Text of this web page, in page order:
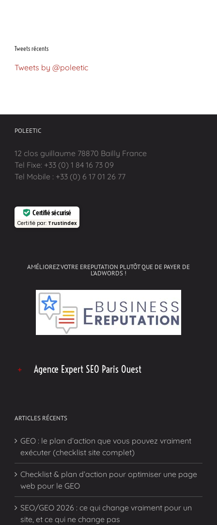
Tweets récents
Tweets by @poleetic
POLEETIC
12 clos guillaume 78870 Bailly France
Tel Fixe: +33 (0) 1 84 16 73 09
Tel Mobile : +33 (0) 6 17 01 26 77
Certifié sécurisé
Certifié par: Trustindex
AMÉLIOREZ VOTRE EREPUTATION PLUTÔT QUE DE PAYER DE
L’ADWORDS !
Agence Expert SEO Paris Ouest
ARTICLES RÉCENTS
GEO : le plan d’action que vous pouvez vraiment
exécuter (checklist site complet)
Checklist & plan d’action pour optimiser une page
web pour le GEO
SEO/GEO 2026 : ce qui change vraiment pour un
site, et ce qui ne change pas